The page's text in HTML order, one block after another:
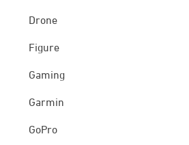
Drone
Figure
Gaming
Garmin
GoPro